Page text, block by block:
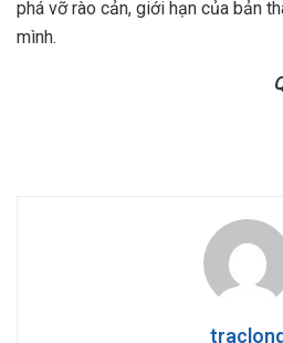
phá vỡ rào cản, giới hạn của bản
mình.